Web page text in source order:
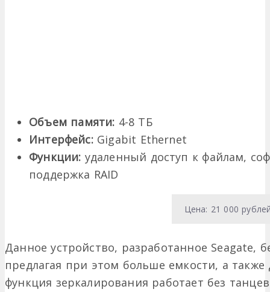
Объем памяти: 4-8 ТБ
Интерфейс:Gigabit Ethernet
Функции: удаленный доступ к файлам,
поддержка RAID
Цена: 21 000
Данное устройство, разработанное Seagate,
предлагая при этом больше емкости, а также
функция зеркалирования работает без